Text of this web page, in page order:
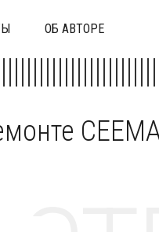
ОБ АВТОРЕ